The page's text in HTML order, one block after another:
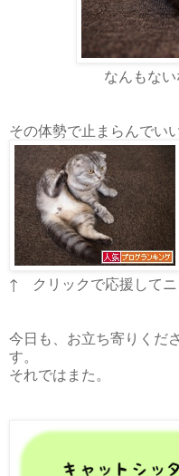
なんもな
その体勢で止まらんでい
↑ クリックで応援してニ
今日も、お立ち寄りくだ
す。
それではまた。